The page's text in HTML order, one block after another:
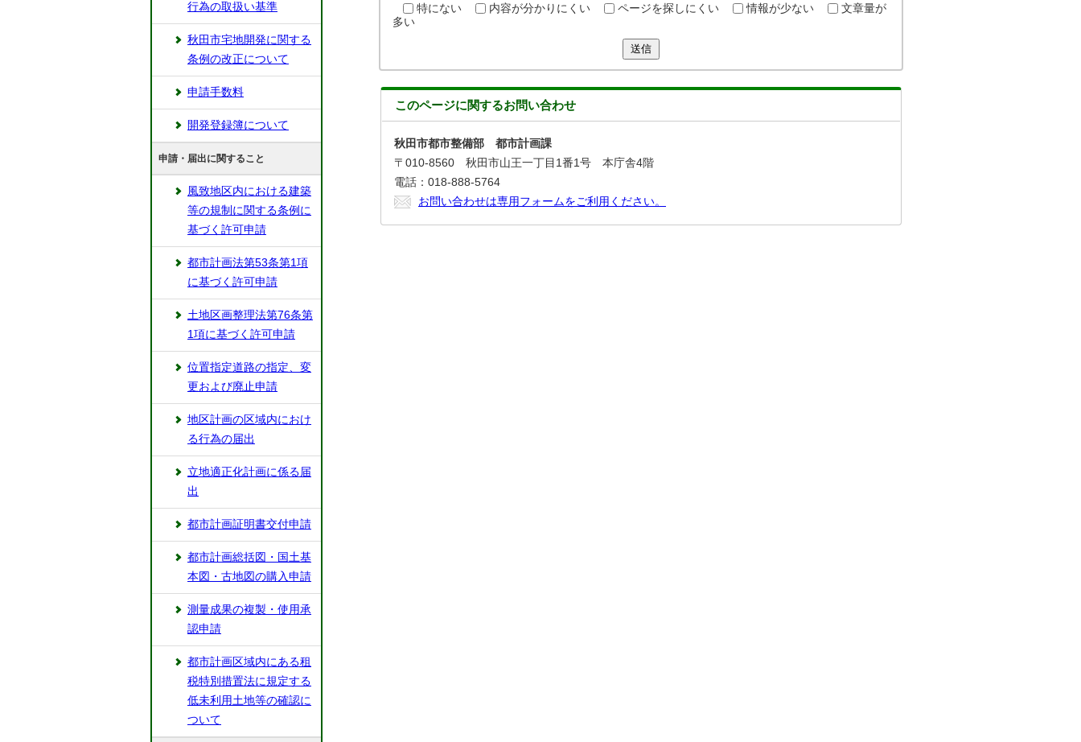
特にない
内容が分かりにくい ページを探しにくい 情報が少ない
文章量が
多い
送信
このページに関するお問い合わせ
秋田市都市整備部 都市計画課
〒010-8560 秋田市山王一丁目1番1号 本庁舎4階
電話：018-888-5764
お問い合わせは専用フォームをご利用ください。
行為の取扱い基準
秋田市宅地開発に関する
条例の改正について
申請手数料
開発登録簿について
申請・届出に関すること
風致地区内における建築
等の規制に関する条例に
基づく許可申請
都市計画法第53条第1項
に基づく許可申請
土地区画整理法第76条第
1項に基づく許可申請
位置指定道路の指定、変
更および廃止申請
地区計画の区域内におけ
る行為の届出
立地適正化計画に係る届
出
都市計画証明書交付申請
都市計画総括図・国土基
本図・古地図の購入申請
測量成果の複製・使用承
認申請
都市計画区域内にある租
税特別措置法に規定する
低未利用土地等の確認に
ついて